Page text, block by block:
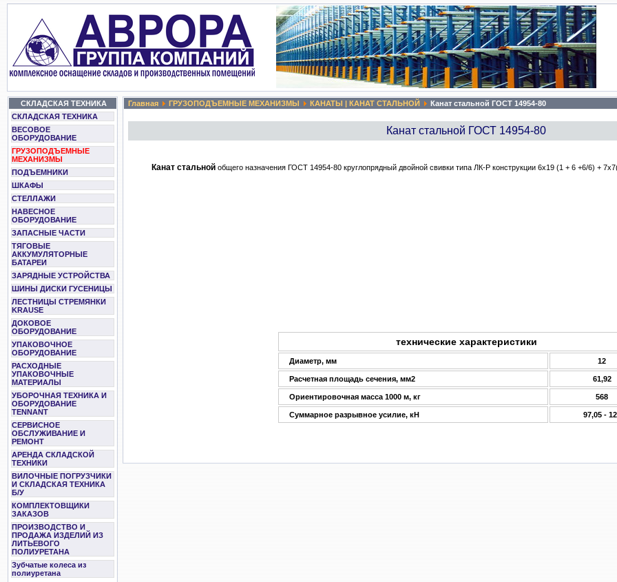
СКЛАДСКАЯ ТЕХНИКА
СКЛАДСКАЯ ТЕХНИКА
ВЕСОВОЕ
ОБОРУДОВАНИЕ
ГРУЗОПОДЪЕМНЫЕ
МЕХАНИЗМЫ
ПОДЪЕМНИКИ
ШКАФЫ
СТЕЛЛАЖИ
НАВЕСНОЕ
ОБОРУДОВАНИЕ
ЗАПАСНЫЕ ЧАСТИ
ТЯГОВЫЕ
АККУМУЛЯТОРНЫЕ
БАТАРЕИ
ЗАРЯДНЫЕ УСТРОЙСТВА
ШИНЫ ДИСКИ ГУСЕНИЦЫ
ЛЕСТНИЦЫ СТРЕМЯНКИ
KRAUSE
ДОКОВОЕ
ОБОРУДОВАНИЕ
УПАКОВОЧНОЕ
ОБОРУДОВАНИЕ
РАСХОДНЫЕ
УПАКОВОЧНЫЕ
МАТЕРИАЛЫ
УБОРОЧНАЯ ТЕХНИКА И
ОБОРУДОВАНИЕ
TENNANT
СЕРВИСНОЕ
ОБСЛУЖИВАНИЕ И
РЕМОНТ
АРЕНДА СКЛАДСКОЙ
ТЕХНИКИ
ВИЛОЧНЫЕ ПОГРУЗЧИКИ
И СКЛАДСКАЯ ТЕХНИКА
Б/У
КОМПЛЕКТОВЩИКИ
ЗАКАЗОВ
ПРОИЗВОДСТВО И
ПРОДАЖА ИЗДЕЛИЙ ИЗ
ЛИТЬЕВОГО
ПОЛИУРЕТАНА
Зубчатые колеса из
полиуретана
Главная ГРУЗОПОДЪЕМНЫЕ МЕХАНИЗМЫ КАНАТЫ | КАНАТ СТАЛЬНОЙ Канат стальной ГОСТ 14954-80
Канат стальной ГОСТ 14954-80
Канат стальной общего назначения ГОСТ 14954-80 круглопрядный двойной свивки типа ЛК-Р конструкции 6х19 (1 + 6 +6/6) +
технические характеристики
Диаметр, мм 12
Расчетная площадь сечения, мм2 61,92
Ориентировочная масса 1000 м, кг 568
Суммарное разрывное усилие, кН 97,05 -